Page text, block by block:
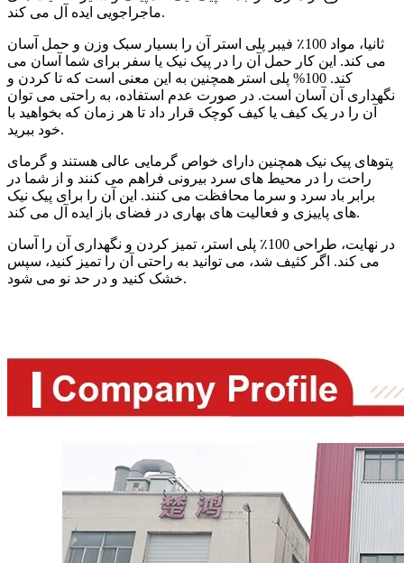
ماجراجویی ایده آل می کند.
ثانیا، مواد 100٪ فیبر پلی استر آن را بسیار سبک وزن و حمل آسان
می کند. این کار حمل آن را در پیک نیک یا سفر برای شما آسان می
کند. 100% پلی استر همچنین به این معنی است که تا کردن و
نگهداری آن آسان است. در صورت عدم استفاده، به راحتی می توان
آن را در یک کیف یا کیف کوچک قرار داد تا هر زمان که بخواهید با
خود ببرید.
پتوهای پیک نیک همچنین دارای خواص گرمایی عالی هستند و گرمای
راحت را در محیط های سرد بیرونی فراهم می کنند و از شما در
برابر باد سرد و سرما محافظت می کنند. این آن را برای پیک نیک
های پاییزی و فعالیت های بهاری در فضای باز ایده آل می کند.
در نهایت، طراحی 100٪ پلی استر، تمیز کردن و نگهداری آن را آسان
می کند. اگر کثیف شد، می توانید به راحتی آن را تمیز کنید، سپس
خشک کنید و در حد نو می شود.